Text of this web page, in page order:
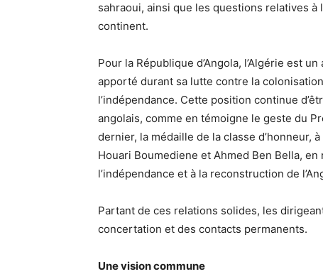
sahraoui, ainsi que les questions relatives
continent.
Pour la République d’Angola, l’Algérie est
apporté durant sa lutte contre la
l’indépendance. Cette position continue
angolais, comme en témoigne le geste du
dernier, la médaille de la classe d’honneur,
Houari Boumediene et Ahmed Ben Bella,
l’indépendance et à la reconstruction de
Partant de ces relations solides, les
concertation et des contacts permanents.
Une vision commune